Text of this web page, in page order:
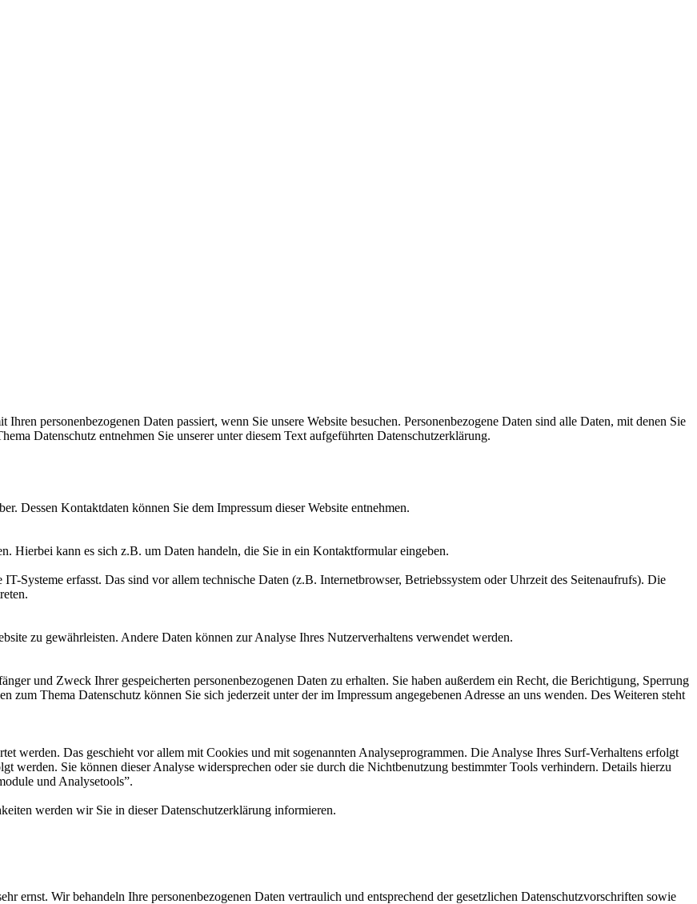
personenbezogenen Daten passiert, wenn Sie unsere Website besuchen. Personenbezogene Daten sind alle Daten, mit denen Sie
Datenschutz entnehmen Sie unserer unter diesem Text aufgeführten Datenschutzerklärung.
Dessen Kontaktdaten können Sie dem Impressum dieser Website entnehmen.
Hierbei kann es sich z.B. um Daten handeln, die Sie in ein Kontaktformular eingeben.
Systeme erfasst. Das sind vor allem technische Daten (z.B. Internetbrowser, Betriebssystem oder Uhrzeit des Seitenaufrufs). Die
zu gewährleisten. Andere Daten können zur Analyse Ihres Nutzerverhaltens verwendet werden.
und Zweck Ihrer gespeicherten personenbezogenen Daten zu erhalten. Sie haben außerdem ein Recht, die Berichtigung, Sperrung
Thema Datenschutz können Sie sich jederzeit unter der im Impressum angegebenen Adresse an uns wenden. Des Weiteren steht
werden. Das geschieht vor allem mit Cookies und mit sogenannten Analyseprogrammen. Die Analyse Ihres Surf-Verhaltens erfolgt
werden. Sie können dieser Analyse widersprechen oder sie durch die Nichtbenutzung bestimmter Tools verhindern. Details hierzu
und Analysetools”.
werden wir Sie in dieser Datenschutzerklärung informieren.
ernst. Wir behandeln Ihre personenbezogenen Daten vertraulich und entsprechend der gesetzlichen Datenschutzvorschriften sowie